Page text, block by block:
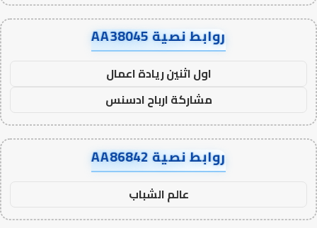
روابط نصية AA38045
اول اثنين ريادة اعمال
مشاركة ارباح ادسنس
روابط نصية AA86842
عالم الشباب